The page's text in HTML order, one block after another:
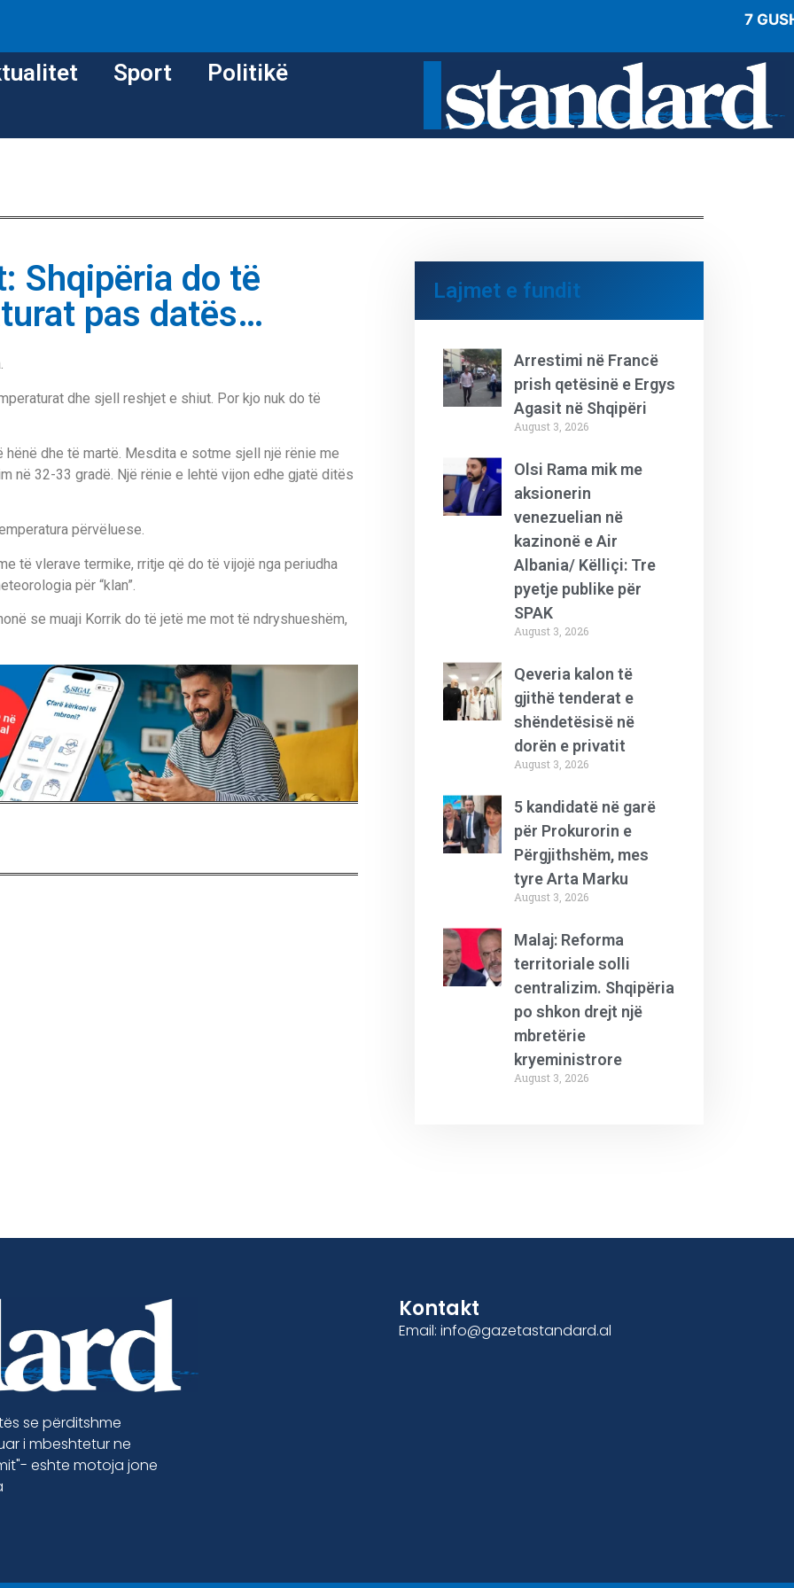
7
Sport Politikë
Shqipëria do të
pas datës…
dhe sjell reshjet e shiut. Por kjo nuk do të
dhe të martë. Mesdita e sotme sjell një rënie me
në 32-33 gradë. Një rënie e lehtë vijon edhe gjatë ditës
përvëluese.
të vlerave termike, rritje që do të vijojë nga periudha
për “klan”.
se muaji Korrik do të jetë me mot të ndryshueshëm,
Lajmet e fundit
Arrestimi në Francë
prish qetësinë e Ergys
Agasit në Shqipëri
August 3, 2026
Olsi Rama mik me
aksionerin
venezuelian në
kazinonë e Air
Albania/ Këlliçi: Tre
pyetje publike për
SPAK
August 3, 2026
Qeveria kalon të
gjithë tenderat e
shëndetësisë në
dorën e privatit
August 3, 2026
5 kandidatë në garë
për Prokurorin e
Përgjithshëm, mes
tyre Arta Marku
August 3, 2026
Malaj: Reforma
territoriale solli
centralizim. Shqipëria
po shkon drejt një
mbretërie
kryeministrore
August 3, 2026
se përditshme
i mbeshtetur ne
eshte motoja jone
Kontakt
Email: info@gazetastandard.al